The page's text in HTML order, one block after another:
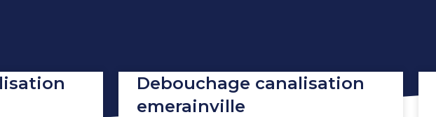
Debouchage canalisation
emerainville